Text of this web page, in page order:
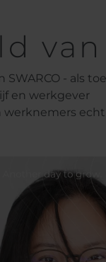
van
SWARCO - als
en werkgever